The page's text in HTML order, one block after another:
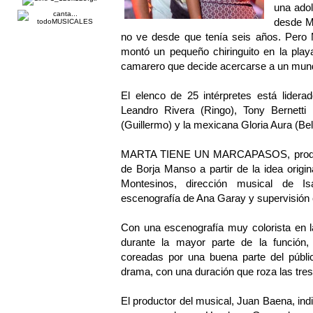
una
desde
no ve desde que tenía seis años. Pero
montó un pequeño chiringuito en la
camarero que decide acercarse a un
El elenco de 25 intérpretes está
Leandro Rivera (Ringo), Tony
(Guillermo) y la mexicana Gloria Aura
MARTA TIENE UN MARCAPASOS,
de Borja Manso a partir de la idea
Montesinos, dirección musical de
escenografía de Ana Garay y
Con una escenografía muy colorista en
durante la mayor parte de la función,
coreadas por una buena parte del
drama, con una duración que roza las
El productor del musical, Juan Baena,